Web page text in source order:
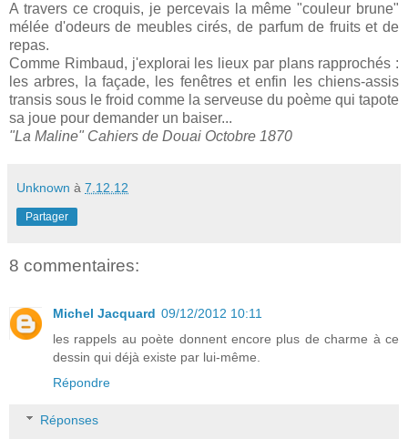
A travers ce croquis, je percevais la même "couleur brune"
mélée d'odeurs de meubles cirés, de parfum de fruits et de
repas.
Comme Rimbaud, j'explorai les lieux par plans rapprochés :
les arbres, la façade, les fenêtres et enfin les chiens-assis
transis sous le froid comme la serveuse du poème qui tapote
sa joue pour demander un baiser...
"La Maline" Cahiers de Douai Octobre 1870
Unknown à 7.12.12
Partager
8 commentaires:
Michel Jacquard 09/12/2012 10:11
les rappels au poète donnent encore plus de charme à ce
dessin qui déjà existe par lui-même.
Répondre
Réponses